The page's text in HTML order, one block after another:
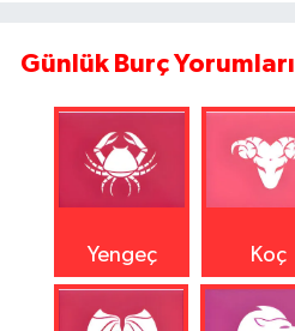
Günlük Burç Yorumları
Yengeç Koç